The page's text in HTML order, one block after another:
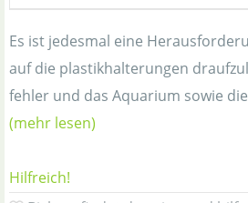
Es ist jedesmal eine
auf die plastikhalterungen
fehler und das Aquarium sowie
(mehr lesen)
Hilfreich!